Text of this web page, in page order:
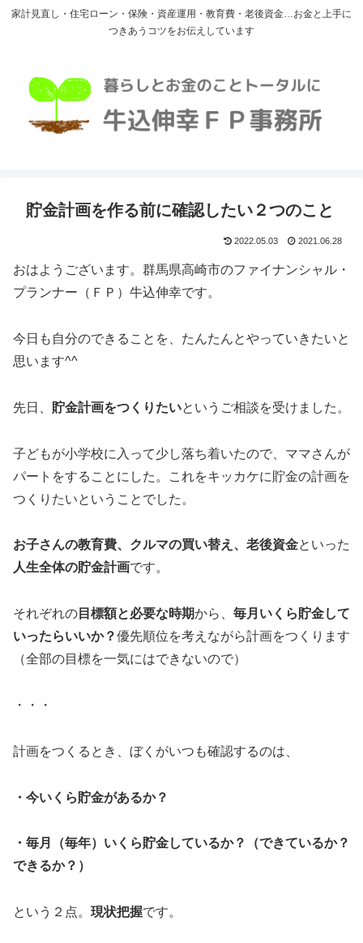
家計見直し・住宅ローン・保険・資産運用・教育費・老後資金…お金と上手に
つきあうコツをお伝えしています
貯金計画を作る前に確認したい２つのこと
2022.05.03 2021.06.28
おはようございます。群馬県高崎市のファイナンシャル・
プランナー（ＦＰ）牛込伸幸です。
今日も自分のできることを、たんたんとやっていきたいと
思います^^
先日、 貯金計画をつくりたいというご相談を受けました。
子どもが小学校に入って少し落ち着いたので、ママさんが
パートをすることにした。これをキッカケに貯金の計画を
つくりたいということでした。
お子さんの教育費、クルマの買い替え、老後資金といった
人生全体の貯金計画です。
それぞれの 目標額と必要な時期から、 毎月いくら貯金して
いったらいいか？優先順位を考えながら計画をつくります
（全部の目標を一気にはできないので）
・・・
計画をつくるとき、ぼくがいつも確認するのは、
・今いくら貯金があるか？
・毎月（毎年）いくら貯金しているか？（できているか？
できるか？）
という２点。 現状把握です。